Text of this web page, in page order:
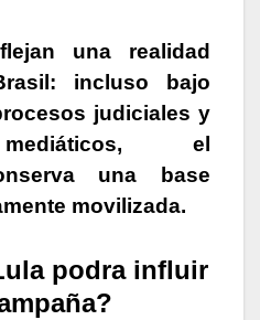
una realidad
incluso bajo
judiciales y
el
una base
movilizada.
podra influir